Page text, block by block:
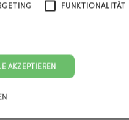
FUNKTIONALITÄT
AKZEPTIEREN